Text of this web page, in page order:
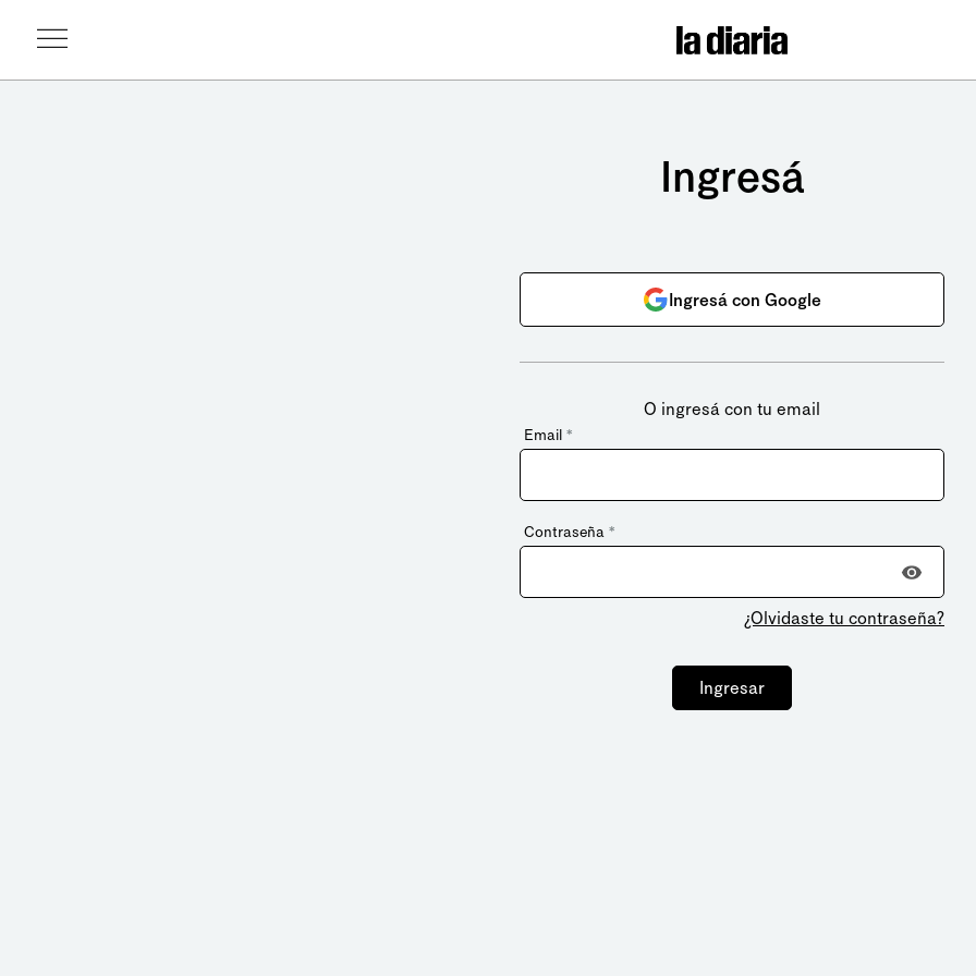
Ingresá
Ingresá con Google
O ingresá con tu email
Email *
Contraseña *
¿Olvidaste tu contraseña?
Ingresar